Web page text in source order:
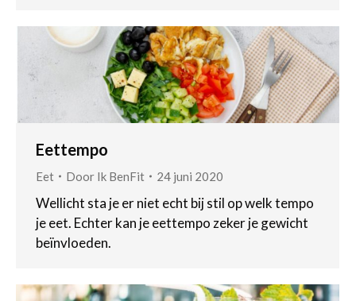
Eettempo
Eet Door Ik BenFit 24 juni 2020
Wellicht sta je er niet echt bij stil op welk tempo
je eet. Echter kan je eettempo zeker je gewicht
beïnvloeden.